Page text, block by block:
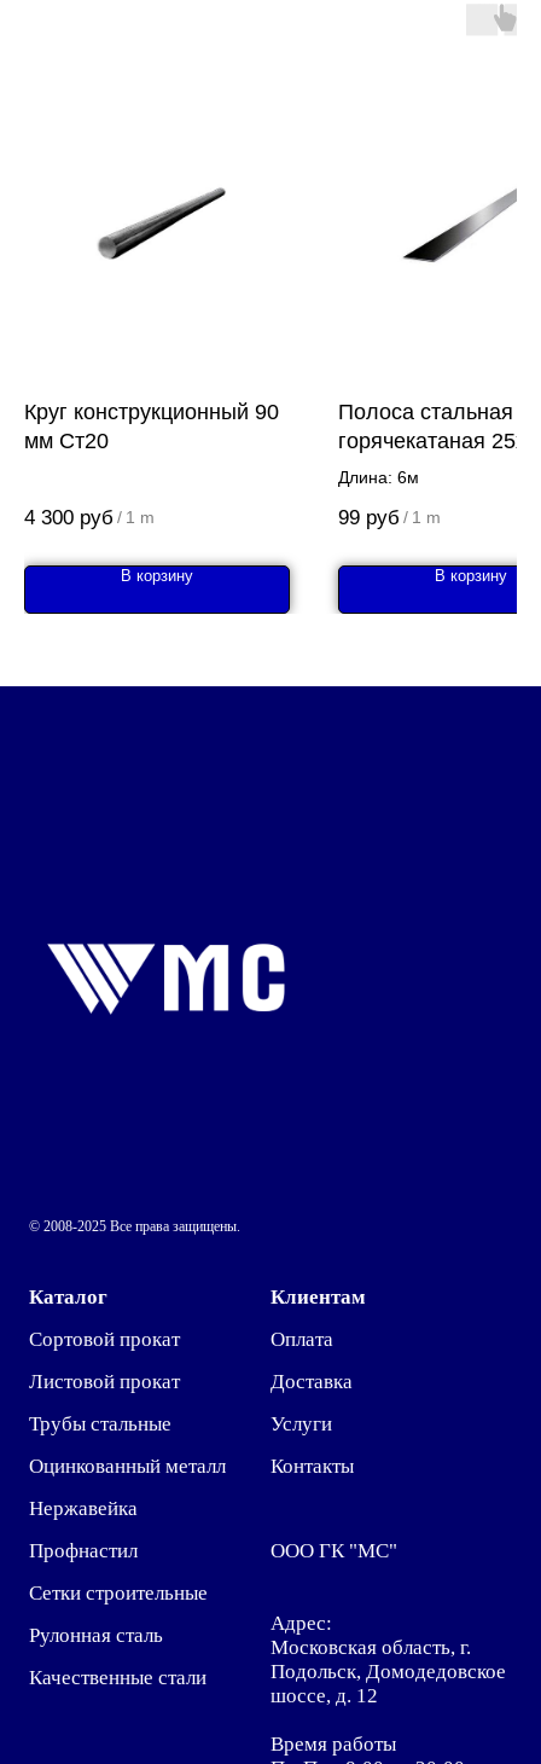
Круг конструкционный 90
мм Ст20
4 300 руб / 1 m
В корзину
Полоса стальная
горячекатаная
Длина: 6м
99 руб / 1 m
В корзину
© 2008-2025 Все права защищены.
Каталог
Сортовой прокат
Листовой прокат
Трубы стальные
Оцинкованный металл
Нержавейка
Профнастил
Сетки строительные
Рулонная сталь
Качественные стали
Клиентам
Оплата
Доставка
Услуги
Контакты
ООО ГК "МС"
Адрес:
Московская область, г.
Подольск, Домодедовское
шоссе, д. 12
Время работы